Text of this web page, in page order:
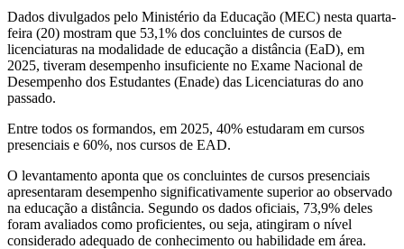
Dados divulgados pelo Ministério da Educação (MEC) nesta quarta-
feira (20) mostram que 53,1% dos concluintes de cursos de
licenciaturas na modalidade de educação a distância (EaD), em
2025, tiveram desempenho insuficiente no Exame Nacional de
Desempenho dos Estudantes (Enade) das Licenciaturas do ano
passado.
Entre todos os formandos, em 2025, 40% estudaram em cursos
presenciais e 60%, nos cursos de EAD.
O levantamento aponta que os concluintes de cursos presenciais
apresentaram desempenho significativamente superior ao observado
na educação a distância. Segundo os dados oficiais, 73,9% deles
foram avaliados como proficientes, ou seja, atingiram o nível
considerado adequado de conhecimento ou habilidade em área.